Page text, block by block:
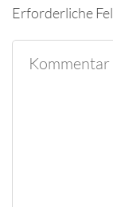
Erforderliche